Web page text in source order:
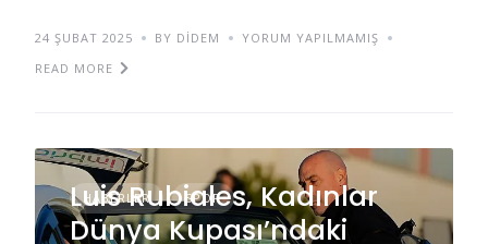
24 ŞUBAT 2025 BY DIDEM
YORUM YAPILMAMIŞ
READ MORE
HABERLER SPOR
Luis Rubiales, Kadınlar
Dünya Kupası’ndaki